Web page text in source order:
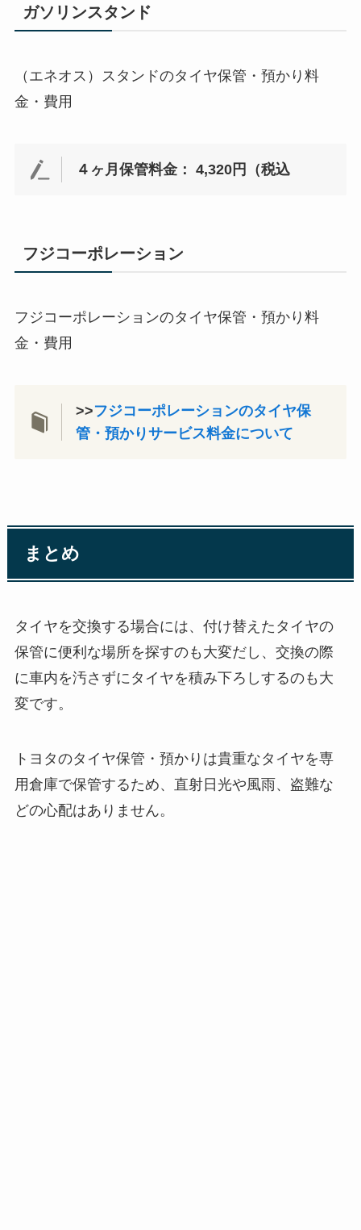
ガソリンスタンド
（エネオス）スタンドのタイヤ保管・預かり料
金・費用
４ヶ月保管料金： 4,320円（税込
フジコーポレーション
フジコーポレーションのタイヤ保管・預かり料
金・費用
>>フジコーポレーションのタイヤ保
管・預かりサービス料金について
まとめ
タイヤを交換する場合には、付け替えたタイヤの
保管に便利な場所を探すのも大変だし、交換の際
に車内を汚さずにタイヤを積み下ろしするのも大
変です。
トヨタのタイヤ保管・預かりは貴重なタイヤを専
用倉庫で保管するため、直射日光や風雨、盗難な
どの心配はありません。